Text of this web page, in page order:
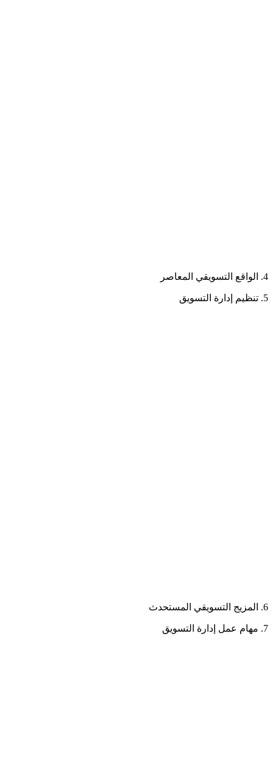
4. الواقع التسويقي المعاصر
5. تنظيم إدارة التسويق
6. المزيج التسويقي المستحدث
7. مهام عمل إدارة التسويق